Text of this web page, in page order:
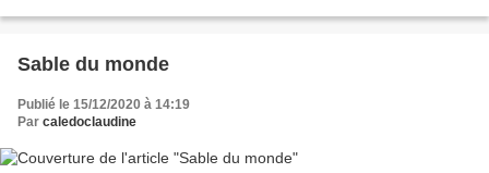
Sable du monde
Publié le 15/12/2020 à 14:19
Par caledoclaudine